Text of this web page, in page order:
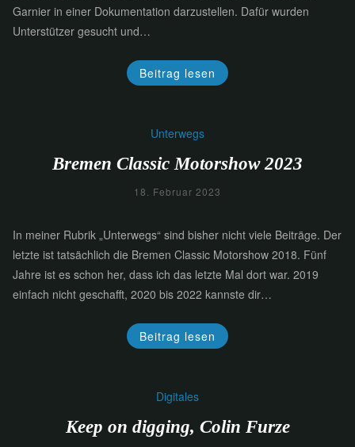
Garnier in einer Dokumentation darzustellen. Dafür wurden
Unterstützer gesucht und…
Beitrag lesen
Unterwegs
Bremen Classic Motorshow 2023
18. Februar 2023
In meiner Rubrik „Unterwegs“ sind bisher nicht viele Beiträge. Der
letzte ist tatsächlich die Bremen Classic Motorshow 2018. Fünf
Jahre ist es schon her, dass ich das letzte Mal dort war. 2019
einfach nicht geschafft, 2020 bis 2022 kannste dir…
Beitrag lesen
Digitales
Keep on digging, Colin Furze